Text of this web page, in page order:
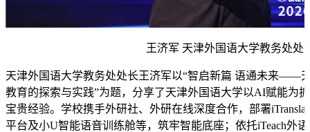
王济军 天津外国语大学教务处处
天津外国语大学教务处处长王济军以“智启新篇 语通未来——
教育的探索与实践”为题，分享了天津外国语大学以AI赋能为
宝贵经验。学校携手外研社、外研在线深度合作，部署
平台及小U智能语音训练舱等，筑牢智能底座；依托iTeach外